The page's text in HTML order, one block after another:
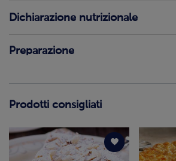
Dichiarazione nutrizionale
Preparazione
Prodotti consigliati